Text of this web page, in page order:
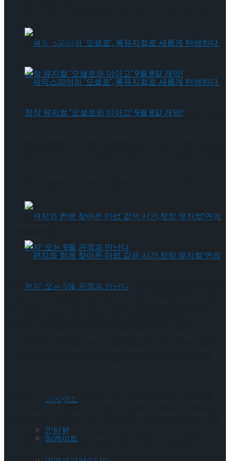
셰익스피어의 ‘오셀로’, 록뮤지컬로 새롭게 탄생
편지와 함께 찾아온 마법 같은 시간,창작 뮤지
앙케이트
인터뷰
트’ 9월 개막
막!
Trending Tags
앙케이트
▶스피드스케이팅 청소년대표·꿈나무선수단, 일본 하치노헤
대한빙상경기연맹(회장 이수경·삼보모터스 그룹 CFO 사장)은
청소년대표팀은 9월 1일까지 9박 10일간 현지에서 훈련을 이
선수권대회가 개최된 장소로, 스케이팅 훈련과 지상훈련이 모
두 가능한 최적의 환경을 갖추고 있다. 참가 선수들은 지난
2025 전국남녀 주니어 선수권대회 겸 청소년대표 선발전을 통